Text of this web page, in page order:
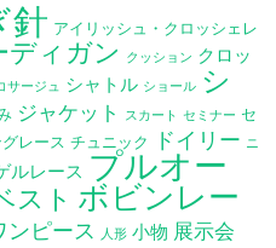
針 アイリッシュ・クロッシェレ
ディガン クッション クロッ
サージュ シャトル ショール シ
ジャケット スカート セミナー セ
レース チュニック ドイリー ニ
ルレース プルオー
スト ボビンレー
ンピース 人形 小物 展示会